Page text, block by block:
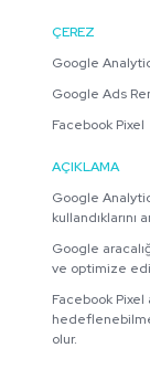
ÇEREZ
Google
Google Ads
Facebook Pixel
AÇIKLAMA
Google
kullandıklarını
Google
ve optimize
Facebook Pixel
olur.